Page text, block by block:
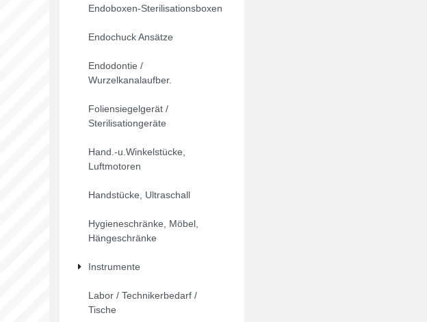
Endoboxen-Sterilisationsboxen
Endochuck Ansätze
Endodontie /
Wurzelkanalaufber.
Foliensiegelgerät /
Sterilisationgeräte
Hand.-u.Winkelstücke,
Luftmotoren
Handstücke, Ultraschall
Hygieneschränke, Möbel,
Hängeschränke
Instrumente
Labor / Technikerbedarf /
Tische